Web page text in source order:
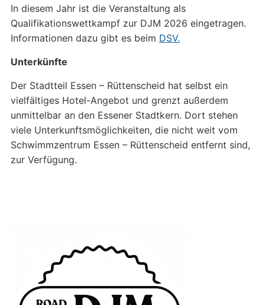
In diesem Jahr ist die Veranstaltung als
Qualifikationswettkampf zur DJM 2026 eingetragen.
Informationen dazu gibt es beim DSV.
Unterkünfte
Der Stadtteil Essen – Rüttenscheid hat selbst ein
vielfältiges Hotel-Angebot und grenzt außerdem
unmittelbar an den Essener Stadtkern. Dort stehen
viele Unterkunftsmöglichkeiten, die nicht weit vom
Schwimmzentrum Essen – Rüttenscheid entfernt sind,
zur Verfügung.